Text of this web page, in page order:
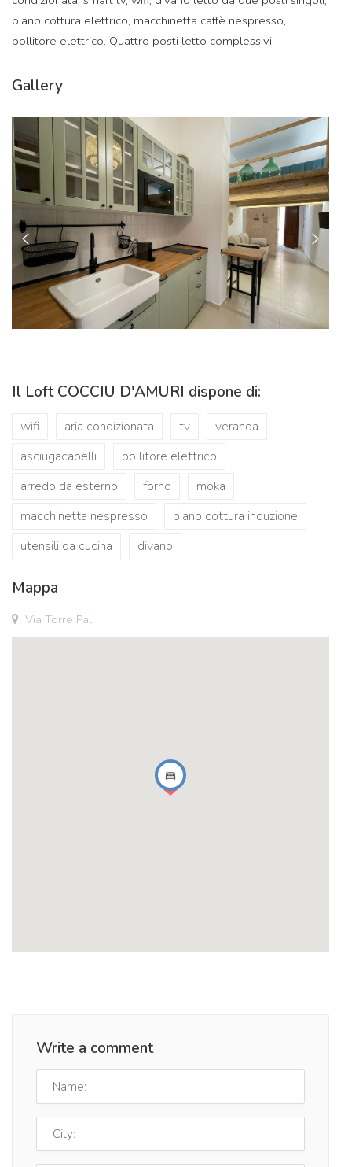
piano cottura elettrico, macchinetta caffè nespresso,
bollitore elettrico. Quattro posti letto complessivi
Gallery
Il Loft COCCIU D'AMURI dispone di:
wifi aria condizionata tv
veranda
asciugacapelli
bollitore elettrico
arredo da esterno
forno
moka
macchinetta nespresso
piano cottura induzione
utensili da cucina
divano
Mappa
Via Torre Pali
Write a comment